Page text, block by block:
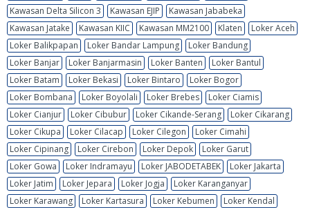
Kawasan Delta Silicon 3
Kawasan EJIP
Kawasan Jababeka
Kawasan Jatake
Kawasan KIIC Kawasan MM2100 Klaten
Loker Aceh
Loker Balikpapan
Loker Bandar Lampung
Loker Bandung
Loker Banjar
Loker Banjarmasin Loker Banten
Loker Bantul
Loker Batam
Loker Bekasi Loker Bintaro
Loker Bogor
Loker Bombana
Loker Boyolali Loker Brebes
Loker Ciamis
Loker Cianjur
Loker Cibubur Loker Cikande-Serang
Loker Cikarang
Loker Cikupa
Loker Cilacap Loker Cilegon
Loker Cimahi
Loker Cipinang
Loker Cirebon Loker Depok
Loker Garut
Loker Gowa
Loker Indramayu Loker JABODETABEK
Loker Jakarta
Loker Jatim
Loker Jepara Loker Jogja
Loker Karanganyar
Loker Karawang
Loker Kartasura Loker Kebumen
Loker Kendal